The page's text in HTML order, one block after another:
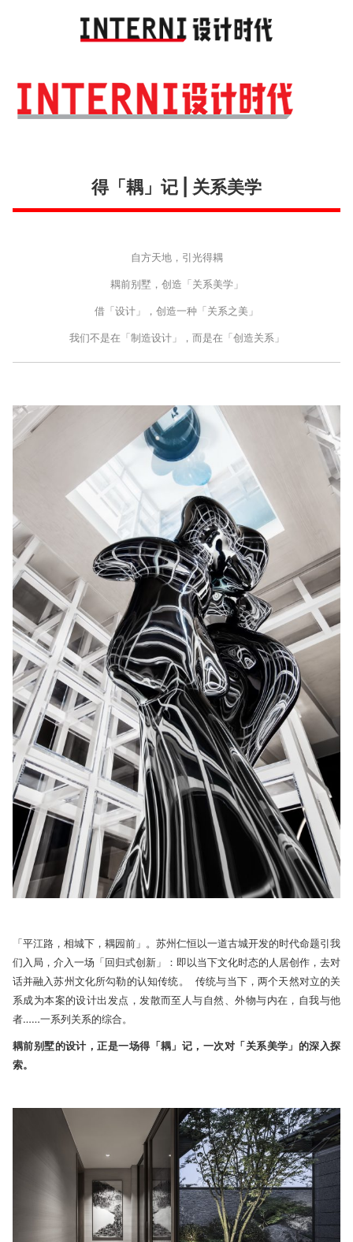
得「耦」记 | 关系美学
自方天地，引光得耦
耦前别墅，创造「关系美学」
借「设计」，创造一种「关系之美」
我们不是在「制造设计」，而是在「创造关系」
「平江路，相城下，耦园前」。苏州仁恒以一道古城开发的时代命题引我
们入局，介入一场「回归式创新」：即以当下文化时态的人居创作，去对
话并融入苏州文化所勾勒的认知传统。 传统与当下，两个天然对立的关
系成为本案的设计出发点，发散而至人与自然、外物与内在，自我与他
者……一系列关系的综合。
耦前别墅的设计，正是一场得「耦」记，一次对「关系美学」的深入探
索。